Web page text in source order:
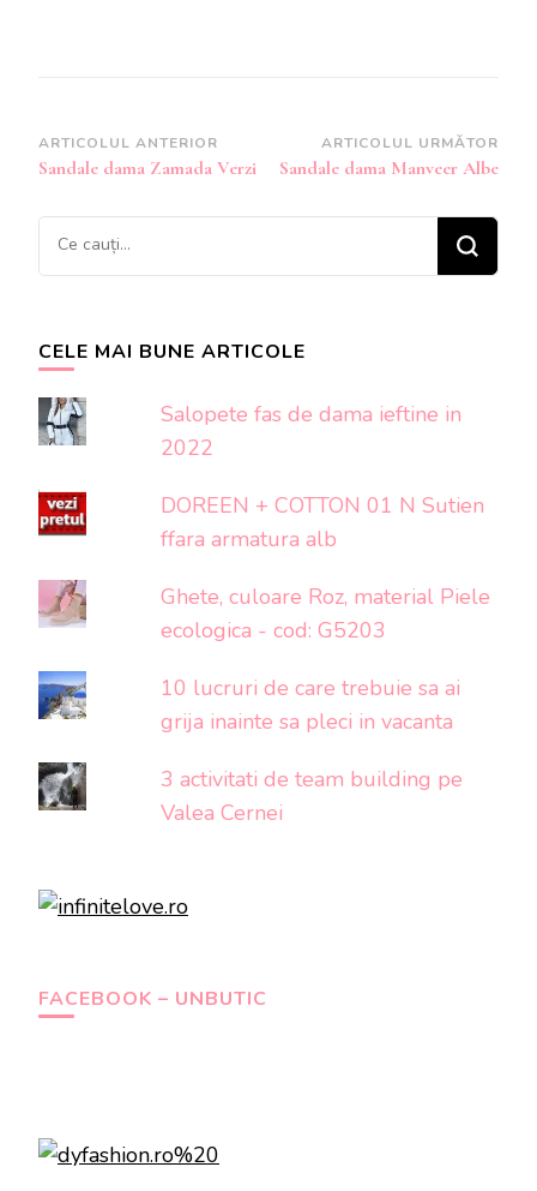
Navigare
în
articole
ARTICOLUL ANTERIOR
Sandale dama Zamada Verzi
ARTICOLUL URMĂTOR
Sandale dama Manveer Albe
Cauți
ceva?
CELE MAI BUNE ARTICOLE
Salopete fas de dama ieftine in
2022
DOREEN + COTTON 01 N Sutien
ffara armatura alb
Ghete, culoare Roz, material Piele
ecologica - cod: G5203
10 lucruri de care trebuie sa ai
grija inainte sa pleci in vacanta
3 activitati de team building pe
Valea Cernei
FACEBOOK – UNBUTIC